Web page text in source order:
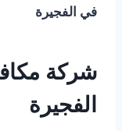
في الفجيرة
شركة
الفجيرة